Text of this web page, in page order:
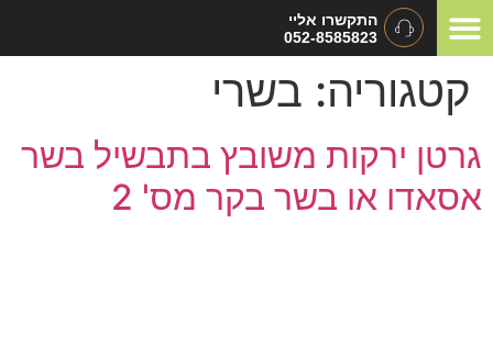
התקשרו אליי
052-8585823
קטגוריה: בשרי
גרטן ירקות משובץ בתבשיל בשר
אסאדו או בשר בקר מס' 2